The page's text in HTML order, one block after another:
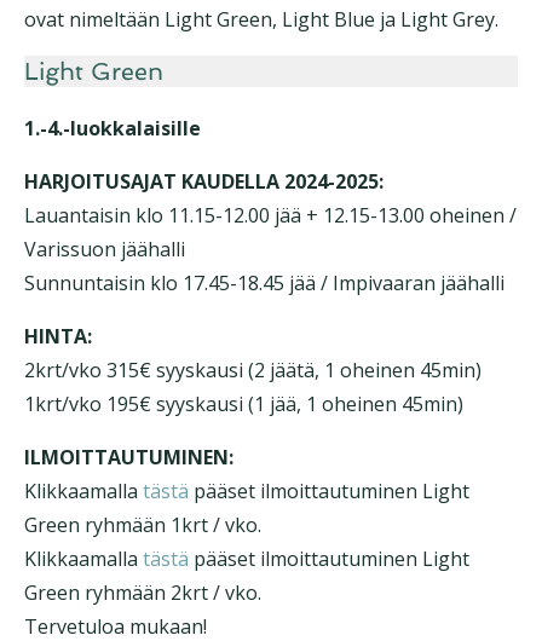
ovat nimeltään Light Green, Light Blue ja Light Grey.
Light Green
1.-4.-luokkalaisille
HARJOITUSAJAT KAUDELLA 2024-2025:
Lauantaisin klo 11.15-12.00 jää + 12.15-13.00 oheinen /
Varissuon jäähalli
Sunnuntaisin klo 17.45-18.45 jää / Impivaaran jäähalli
HINTA:
2krt/vko 315€ syyskausi (2 jäätä, 1 oheinen 45min)
1krt/vko 195€ syyskausi (1 jää, 1 oheinen 45min)
ILMOITTAUTUMINEN:
Klikkaamalla tästä pääset ilmoittautuminen Light
Green ryhmään 1krt / vko.
Klikkaamalla tästä pääset ilmoittautuminen Light
Green ryhmään 2krt / vko.
Tervetuloa mukaan!